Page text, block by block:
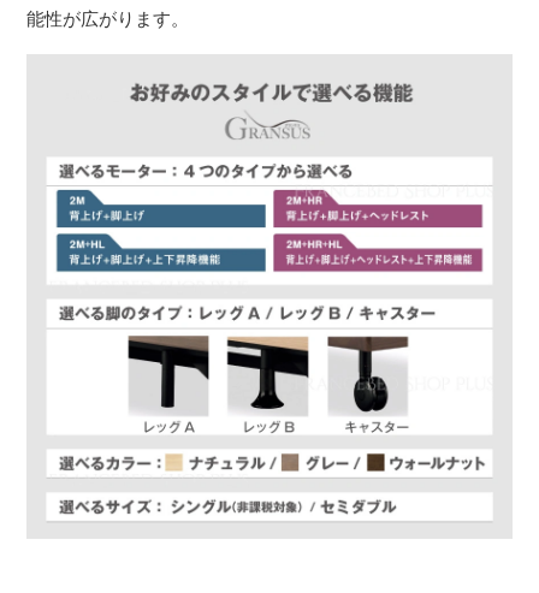
能性が広がります。